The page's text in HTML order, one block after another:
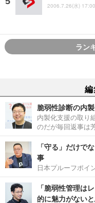
2006.7.26(水) 17:00
ラン
編
脆弱性診断の内
内製化支援の取り
のだが毎回返事は
「守る」だけで
事
日本プルーフポイ
「脆弱性管理は
的に魅力がない